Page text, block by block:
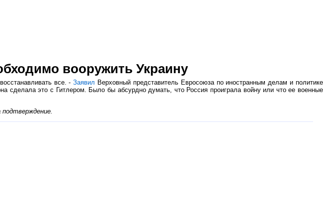
вооружить Украину
все. -Заявил Верховный представитель Евросоюза по иностранным делам и политике
сделала это с Гитлером. Было бы абсурдно думать, что Россия проиграла войну или что ее военные